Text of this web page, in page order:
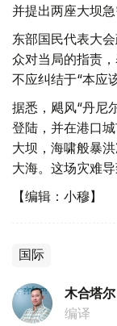
并提出两座大坝急
东部国民代表大
众对当局的指责
不应纠结于“本应
据悉，飓风“丹尼
登陆，并在港口
大坝，海啸般暴
大海。这场灾难
【编辑：小穆】
国际
木合塔
编译